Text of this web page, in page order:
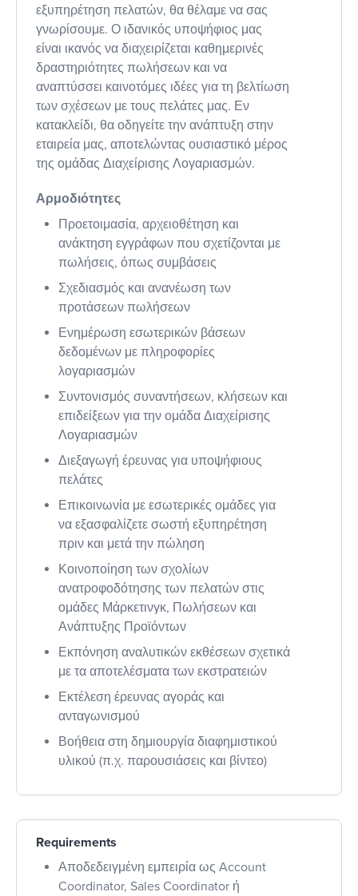
εξυπηρέτηση πελατών, θα θέλαμε να σας
γνωρίσουμε. Ο ιδανικός υποψήφιος μας
είναι ικανός να διαχειρίζεται καθημερινές
δραστηριότητες πωλήσεων και να
αναπτύσσει καινοτόμες ιδέες για τη βελτίωση
των σχέσεων με τους πελάτες μας. Εν
κατακλείδι, θα οδηγείτε την ανάπτυξη στην
εταιρεία μας, αποτελώντας ουσιαστικό μέρος
της ομάδας Διαχείρισης Λογαριασμών.
Αρμοδιότητες
Προετοιμασία, αρχειοθέτηση και
ανάκτηση εγγράφων που σχετίζονται με
πωλήσεις, όπως συμβάσεις
Σχεδιασμός και ανανέωση των
προτάσεων πωλήσεων
Ενημέρωση εσωτερικών βάσεων
δεδομένων με πληροφορίες
λογαριασμών
Συντονισμός συναντήσεων, κλήσεων και
επιδείξεων για την ομάδα Διαχείρισης
Λογαριασμών
Διεξαγωγή έρευνας για υποψήφιους
πελάτες
Επικοινωνία με εσωτερικές ομάδες για
να εξασφαλίζετε σωστή εξυπηρέτηση
πριν και μετά την πώληση
Κοινοποίηση των σχολίων
ανατροφοδότησης των πελατών στις
ομάδες Μάρκετινγκ, Πωλήσεων και
Ανάπτυξης Προϊόντων
Εκπόνηση αναλυτικών εκθέσεων σχετικά
με τα αποτελέσματα των εκστρατειών
Εκτέλεση έρευνας αγοράς και
ανταγωνισμού
Βοήθεια στη δημιουργία διαφημιστικού
υλικού (π.χ. παρουσιάσεις και βίντεο)
Requirements
Αποδεδειγμένη εμπειρία ως Account
Coordinator, Sales Coordinator ή